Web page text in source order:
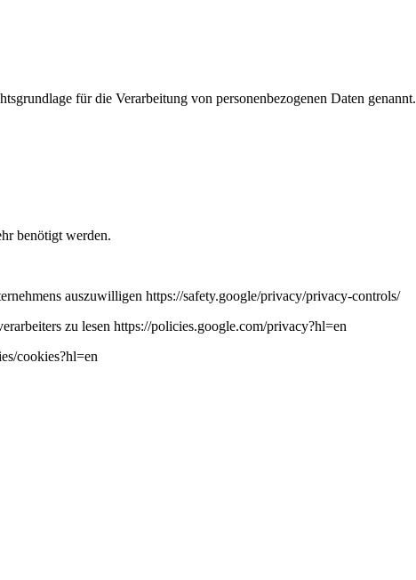
für die Verarbeitung von personenbezogenen Daten genannt.
benötigt werden.
auszuwilligen https://safety.google/privacy/privacy-controls/
zu lesen https://policies.google.com/privacy?hl=en
cookies?hl=en